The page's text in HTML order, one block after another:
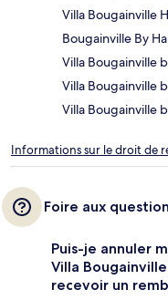
Villa Bougainville
Bougainville By
Villa Bougainville
Villa Bougainville
Villa Bougainville
Informations sur le droit de
Foire aux
Puis-je annuler
Villa
recevoir un